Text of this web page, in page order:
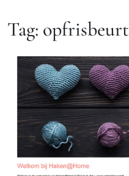
Tag: opfrisbeurt